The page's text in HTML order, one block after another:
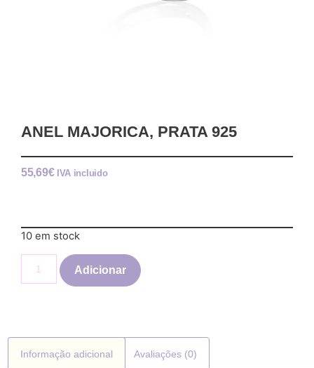
ANEL MAJORICA, PRATA 925
55,69€ IVA incluido
10 em stock
Adicionar
Informação adicional Avaliações (0)